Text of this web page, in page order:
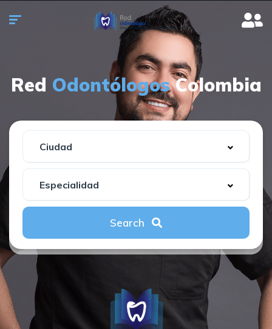
Red OdontólogosColombia
Search